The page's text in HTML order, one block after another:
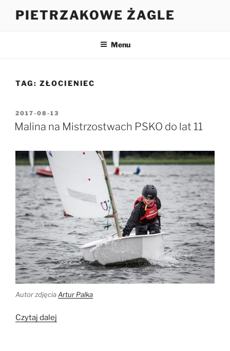
PIETRZAKOWE ŻAGLE
Menu
TAG: ZŁOCIENIEC
OPUBLIKOWANE
W
2017-08-13
Malina na Mistrzostwach PSKO do lat 11
Autor zdjęciaArtur Palka
Czytaj dalej